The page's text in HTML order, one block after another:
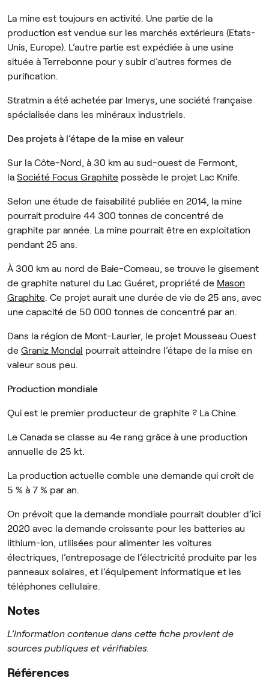
La mine est toujours en activité. Une partie de la
production est vendue sur les marchés extérieurs (Etats-
Unis, Europe). L’autre partie est expédiée à une usine
située à Terrebonne pour y subir d’autres formes de
purification.
Stratmin a été achetée par Imerys, une société française
spécialisée dans les minéraux industriels.
Des projets à l’étape de la mise en valeur
Sur la Côte-Nord, à 30 km au sud-ouest de Fermont,
la Société Focus Graphite possède le projet Lac Knife.
Selon une étude de faisabilité publiée en 2014, la mine
pourrait produire 44 300 tonnes de concentré de
graphite par année. La mine pourrait être en exploitation
pendant 25 ans.
À 300 km au nord de Baie-Comeau, se trouve le gisement
de graphite naturel du Lac Guéret, propriété de Mason
Graphite. Ce projet aurait une durée de vie de 25 ans, avec
une capacité de 50 000 tonnes de concentré par an.
Dans la région de Mont-Laurier, le projet Mousseau Ouest
de Graniz Mondal pourrait atteindre l’étape de la mise en
valeur sous peu.
Production mondiale
Qui est le premier producteur de graphite ? La Chine.
Le Canada se classe au 4e rang grâce à une production
annuelle de 25 kt.
La production actuelle comble une demande qui croît de
5 % à 7 % par an.
On prévoit que la demande mondiale pourrait doubler d’ici
2020 avec la demande croissante pour les batteries au
lithium-ion, utilisées pour alimenter les voitures
électriques, l’entreposage de l’électricité produite par les
panneaux solaires, et l’équipement informatique et les
téléphones cellulaire.
Notes
L’information contenue dans cette fiche provient de
sources publiques et vérifiables.
Références